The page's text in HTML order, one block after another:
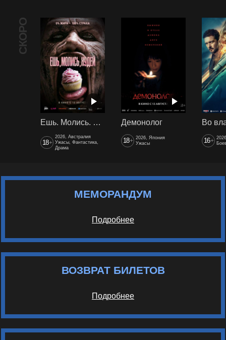
СКОРО
Ешь. Молись. Худей
18+
2026, Австралия
Ужасы, Фантастика,
Драма
Демонолог
18+ 2026, Япония
Ужасы
16+
МЕМОРАНДУМ
Подробнее
ВОЗВРАТ БИЛЕТОВ
Подробнее